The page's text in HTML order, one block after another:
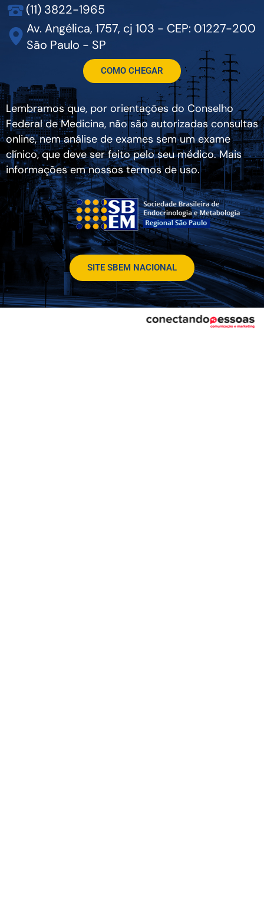
(11) 3822-1965
Av. Angélica, 1757, cj 103 - CEP: 01227-200
São Paulo - SP
COMO CHEGAR
Lembramos que, por orientações do Conselho
Federal de Medicina, não são autorizadas consultas
online, nem análise de exames sem um exame
clínico, que deve ser feito pelo seu médico. Mais
informações em nossos termos de uso.
SITE SBEM NACIONAL